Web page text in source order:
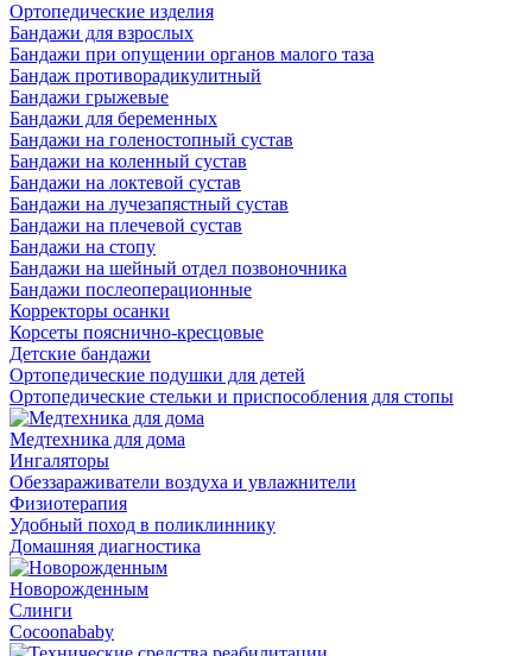
Ортопедические изделия
Бандажи для взрослых
Бандажи при опущении органов малого таза
Бандаж противорадикулитный
Бандажи грыжевые
Бандажи для беременных
Бандажи на голеностопный сустав
Бандажи на коленный сустав
Бандажи на локтевой сустав
Бандажи на лучезапястный сустав
Бандажи на плечевой сустав
Бандажи на стопу
Бандажи на шейный отдел позвоночника
Бандажи послеоперационные
Корректоры осанки
Корсеты пояснично-кресцовые
Детские бандажи
Ортопедические подушки для детей
Ортопедические стельки и приспособления для стопы
Медтехника для дома
Ингаляторы
Обеззараживатели воздуха и увлажнители
Физиотерапия
Удобный поход в поликлиннику
Домашняя диагностика
Новорожденным
Слинги
Cocoonababy